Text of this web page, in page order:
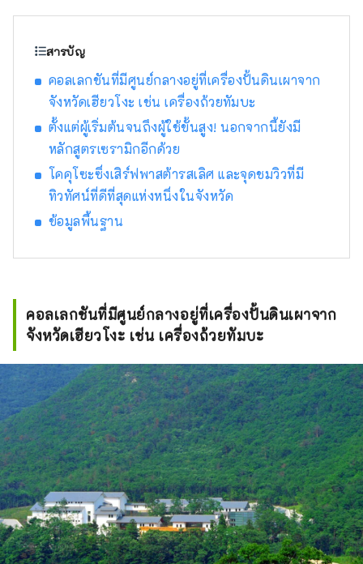
เฮียวโกะตามแนวคิด "พูดคุย สื่อสาร และเชื่อม
ต่อ" และให้ข้อมูลที่จะช่วยลดระยะห่างทาง
อารมณ์ระหว่างลูกค้าและภูมิภาคของจังหวัดเฮีย
วโกะ จะถูกส่งไป .
สารบัญ
คอลเลกชันที่มีศูนย์กลางอยู่ที่เครื่องปั้นดินเผาจาก
จังหวัดเฮียวโงะ เช่น เครื่องถ้วยทัมบะ
ตั้งแต่ผู้เริ่มต้นจนถึงผู้ใช้ขั้นสูง! นอกจากนี้ยังมี
หลักสูตรเซรามิกอีกด้วย
โคคุโซะซึ่งเสิร์ฟพาสต้ารสเลิศ และจุดชมวิวที่มี
ทิวทัศน์ที่ดีที่สุดแห่งหนึ่งในจังหวัด
ข้อมูลพื้นฐาน
คอลเลกชันที่มีศูนย์กลางอยู่ที่เครื่องปั้นดินเผาจาก
จังหวัดเฮียวโงะ เช่น เครื่องถ้วยทัมบะ